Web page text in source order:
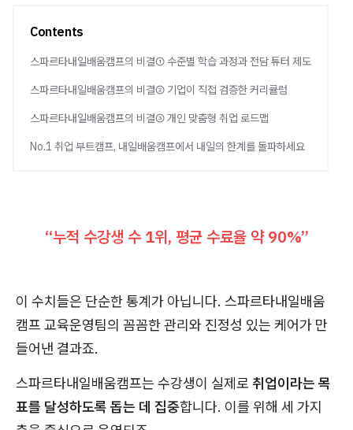
Contents
스파르타내일배움캠프의 비결① 수준별 학습 과정과 전담 튜터 제도
스파르타내일배움캠프의 비결② 기업이 직접 검증한 커리큘럼
스파르타내일배움캠프의 비결③ 개인 맞춤형 취업 로드맵
No.1 취업 부트캠프, 내일배움캠프에서 내일의 한계를 돌파하세요
“누적 수강생 수 1위, 평균 수료율 약 90%”
이 수치들은 단순한 통계가 아닙니다. 스파르타내일배움
캠프 교육운영팀의 꼼꼼한 관리와 진정성 있는 케어가 만
들어낸 결과죠.
스파르타내일배움캠프는 수강생이 실제로 취업이라는 목
표를 달성하도록 돕는 데 집중합니다. 이를 위해 세 가지